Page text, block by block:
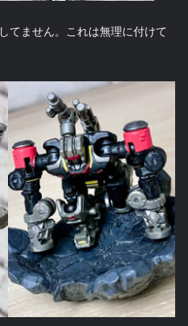
てません。これは無理に付けて